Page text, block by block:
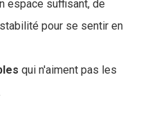
espace suffisant, de
pour se sentir en
qui n'aiment pas les